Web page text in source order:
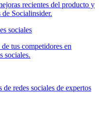
recientes del producto y
de Socialinsider.
sociales
tus competidores en
sociales.
redes sociales de expertos